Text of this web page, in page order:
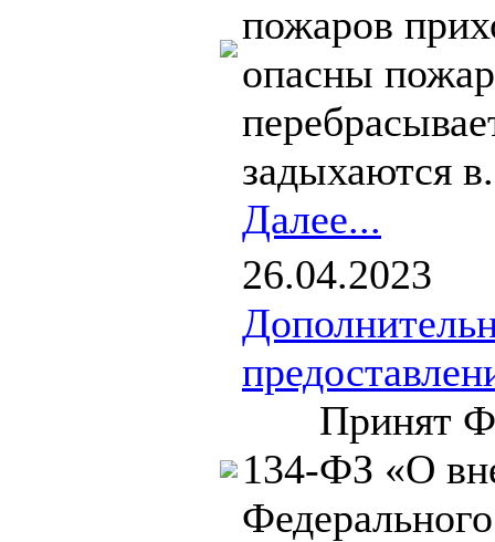
пожаров
опасны
задыхаются
Далее...
26.04.2023
Принят
134-ФЗ «О